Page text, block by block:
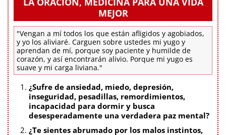
MEJOR
"Vengan a mí todos los que están afligidos y agobiados,
y yo los aliviaré. Carguen sobre ustedes mi yugo y
aprendan de mí, porque soy paciente y humilde de
corazón, y así encontrarán alivio. Porque mi yugo es
suave y mi carga liviana."
¿Sufre de ansiedad, miedo, depresión,
inseguridad, pesadillas, remordimientos,
incapacidad para dormir y busca
desesperadamente una verdadera paz mental?
¿Te sientes abrumado por los malos instintos,